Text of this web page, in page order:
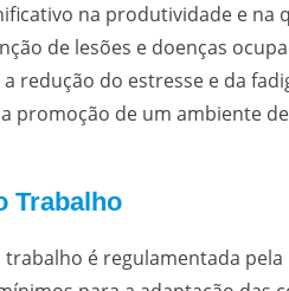
na produtividade e na
de lesões e doenças
redução do estresse e da
promoção de um ambiente
Trabalho
é regulamentada